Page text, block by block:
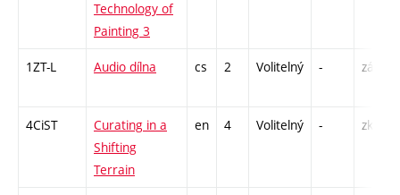
Technology of
Painting 3
1ZT-L Audio dílna cs 2 Volitelný - zá
4CiST
Curating in a
Shifting
Terrain
en 4 Volitelný - zk